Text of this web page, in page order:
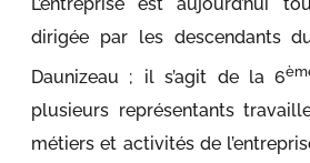
dirigée par les descendants
Daunizeau ; il s’agit de la 6
plusieurs représentants
métiers et activités de